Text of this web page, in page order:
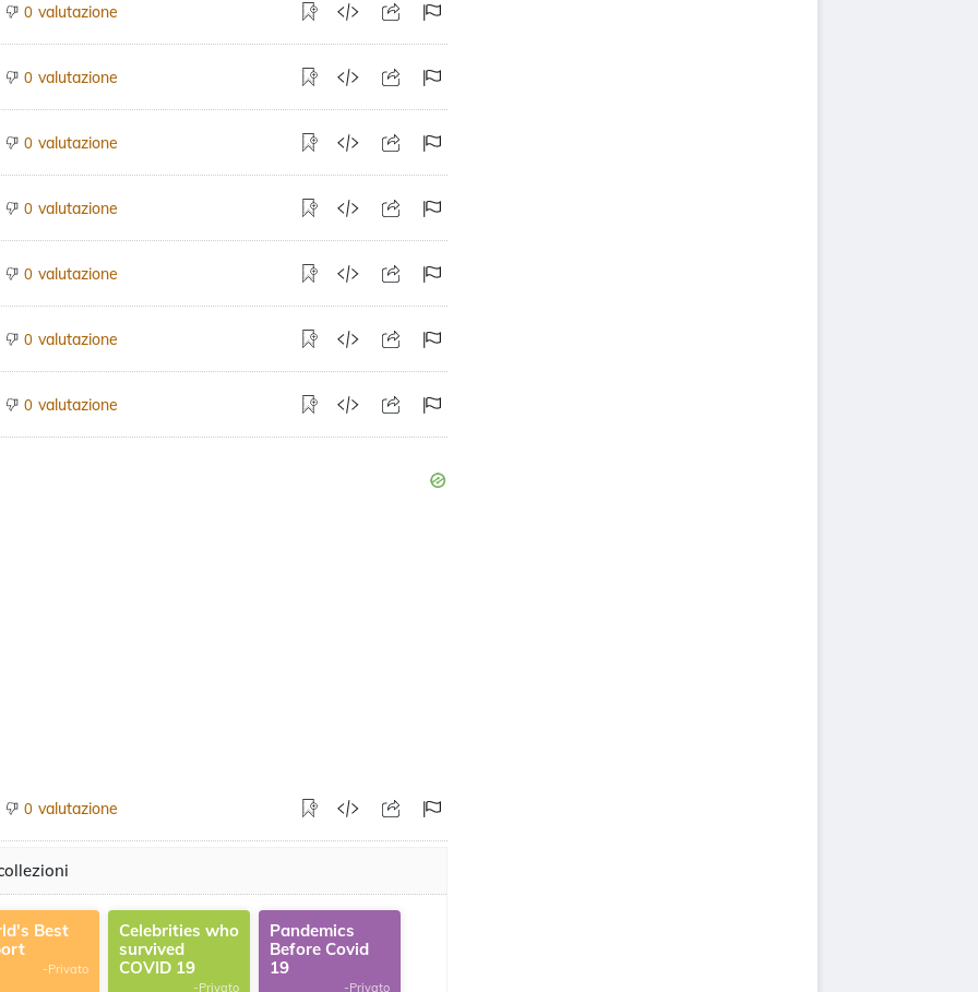
0 valutazione
0 valutazione
0 valutazione
0 valutazione
0 valutazione
0 valutazione
0 valutazione
0 valutazione
Best
-Privato
Celebrities who
survived
COVID 19
-Privato
Pandemics
Before Covid
19
-Privato